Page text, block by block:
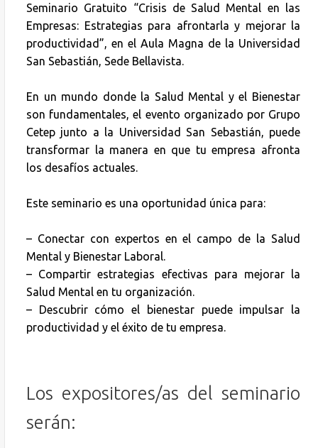
Seminario Gratuito “Crisis de Salud Mental en las
Empresas: Estrategias para afrontarla y mejorar la
productividad”, en el Aula Magna de la Universidad
San Sebastián, Sede Bellavista.
En un mundo donde la Salud Mental y el Bienestar
son fundamentales, el evento organizado por Grupo
Cetep junto a la Universidad San Sebastián, puede
transformar la manera en que tu empresa afronta
los desafíos actuales.
Este seminario es una oportunidad única para:
– Conectar con expertos en el campo de la Salud
Mental y Bienestar Laboral.
– Compartir estrategias efectivas para mejorar la
Salud Mental en tu organización.
– Descubrir cómo el bienestar puede impulsar la
productividad y el éxito de tu empresa.
Los expositores/as del seminario
serán: